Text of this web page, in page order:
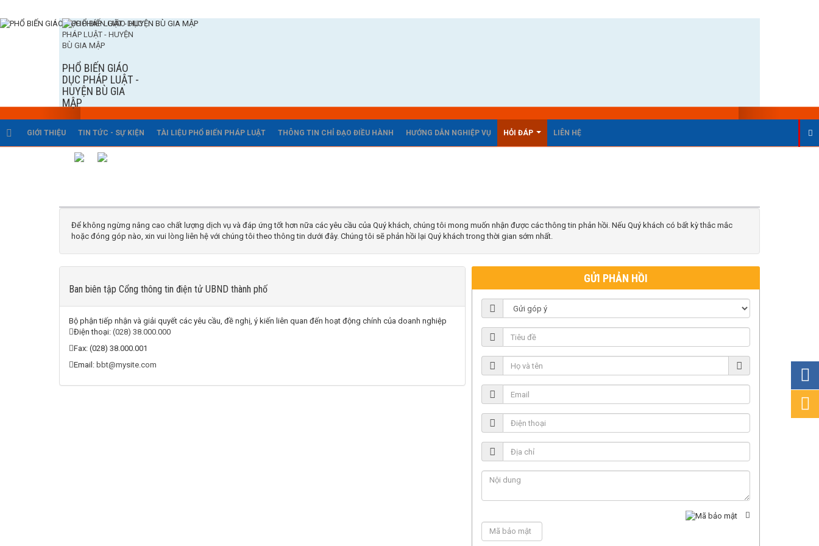
PHỔ BIẾN GIÁO
DỤC PHÁP LUẬT -
HUYỆN BÙ GIA
MẬP
GIỚI THIỆU TIN TỨC - SỰ KIỆN TÀI LIỆU PHỔ BIẾN PHÁP LUẬT THÔNG TIN CHỈ ĐẠO ĐIỀU HÀNH HƯỚNG DẪN NGHIỆP VỤ HỎI ĐÁP LIÊN HỆ
Để không ngừng nâng cao chất lượng dịch vụ và đáp ứng tốt hơn nữa các yêu cầu của Quý khách, chúng tôi mong muốn nhận được các thông tin phản hồi. Nếu Quý khách có bất kỳ thắc mắc
hoặc đóng góp nào, xin vui lòng liên hệ với chúng tôi theo thông tin dưới đây. Chúng tôi sẽ phản hồi lại Quý khách trong thời gian sớm nhất.
Ban biên tập Cổng thông tin điện tử UBND thành phố
Bộ phận tiếp nhận và giải quyết các yêu cầu, đề nghị, ý kiến liên quan đến hoạt động chính của doanh nghiệp
Điện thoại: (028) 38.000.000
Fax: (028) 38.000.001
Email: bbt@mysite.com
GỬI PHẢN HỒI